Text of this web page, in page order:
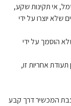
אי תקינות שקע,
שלא יוצרו על ידי
הוסמך על ידי
אחריות זו,
המכשיר דרך קבע